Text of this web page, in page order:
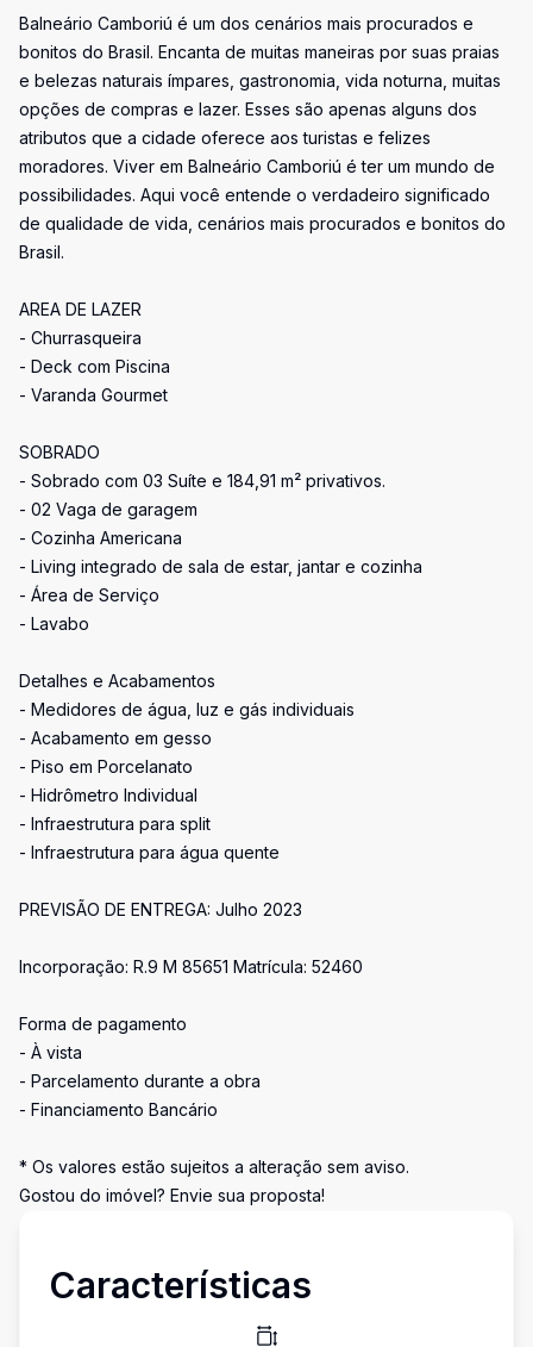
Balneário Camboriú é um dos cenários mais procurados e
bonitos do Brasil. Encanta de muitas maneiras por suas praias
e belezas naturais ímpares, gastronomia, vida noturna, muitas
opções de compras e lazer. Esses são apenas alguns dos
atributos que a cidade oferece aos turistas e felizes
moradores. Viver em Balneário Camboriú é ter um mundo de
possibilidades. Aqui você entende o verdadeiro significado
de qualidade de vida, cenários mais procurados e bonitos do
Brasil.
AREA DE LAZER
- Churrasqueira
- Deck com Piscina
- Varanda Gourmet
SOBRADO
- Sobrado com 03 Suíte e 184,91 m² privativos.
- 02 Vaga de garagem
- Cozinha Americana
- Living integrado de sala de estar, jantar e cozinha
- Área de Serviço
- Lavabo
Detalhes e Acabamentos
- Medidores de água, luz e gás individuais
- Acabamento em gesso
- Piso em Porcelanato
- Hidrômetro Individual
- Infraestrutura para split
- Infraestrutura para água quente
PREVISÃO DE ENTREGA: Julho 2023
Incorporação: R.9 M 85651 Matrícula: 52460
Forma de pagamento
- À vista
- Parcelamento durante a obra
- Financiamento Bancário
* Os valores estão sujeitos a alteração sem aviso.
Gostou do imóvel? Envie sua proposta!
Características